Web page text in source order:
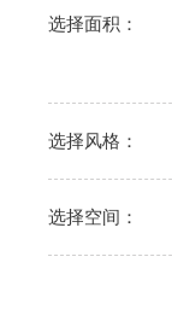
选择面积：
选择风格：
选择空间：